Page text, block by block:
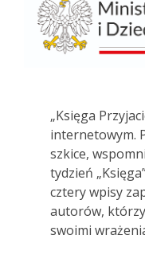
„Księga
internetowym.
szkice,
tydzień
cztery wpisy
autorów,
swoimi